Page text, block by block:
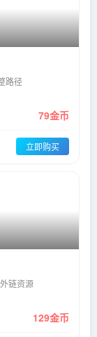
路径
79金币
立即购买
链资源
129金币